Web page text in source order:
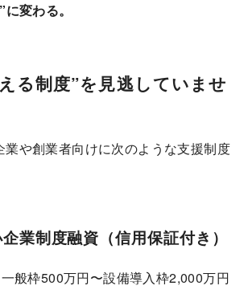
変わる。
る制度”を見逃していませ
業や創業者向けに次のような支援制度
業制度融資（信用保証付き）
般枠500万円〜設備導入枠2,000万円